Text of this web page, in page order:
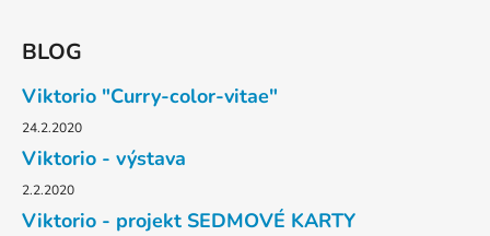
BLOG
Viktorio "Curry-color-vitae"
24.2.2020
Viktorio - výstava
2.2.2020
Viktorio - projekt SEDMOVÉ KARTY